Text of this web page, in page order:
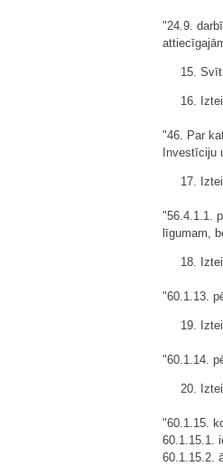
"24.9.
15.
16.
"46. Par
Investīciju
17.
"56.4.1.1.
līgumam,
18.
"60.1.13.
19.
"60.1.14.
20.
"60.1.15.
60.1.15.1.
60.1.15.2.